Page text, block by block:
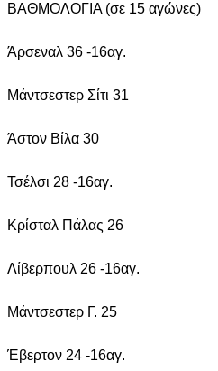
ΒΑΘΜΟΛΟΓΙΑ (σε 15 αγώνες)
Άρσεναλ 36 -16αγ.
Μάντσεστερ Σίτι 31
Άστον Βίλα 30
Τσέλσι 28 -16αγ.
Κρίσταλ Πάλας 26
Λίβερπουλ 26 -16αγ.
Μάντσεστερ Γ. 25
Έβερτον 24 -16αγ.